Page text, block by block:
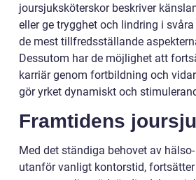
joursjuksköterskor beskriver
eller ge trygghet och lindring i
de mest tillfredsställande
Dessutom har de möjlighet att
karriär genom fortbildning och
gör yrket dynamiskt och
Framtidens
Med det ständiga behovet av
utanför vanligt kontorstid,